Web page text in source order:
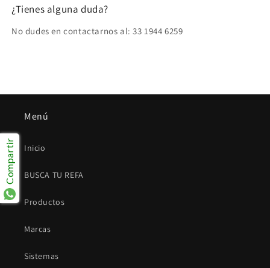
¿Tienes alguna duda?
No dudes en contactarnos al: 33 1944 6259
Menú
Inicio
BUSCA TU REFA
Productos
Marcas
Sistemas
Compartir